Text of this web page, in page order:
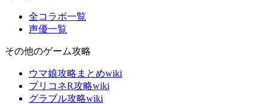
全コラボ一覧
声優一覧
その他のゲーム攻略
ウマ娘攻略まとめwiki
プリコネR攻略wiki
グラブル攻略wiki